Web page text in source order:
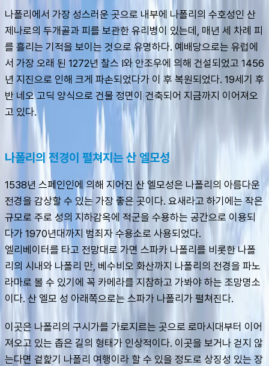
나폴리에서 가장 성스러운 곳으로 내부에 나폴리의 수호성인 산
제나로의 두개골과 피를 보관한 유리병이 있는데, 매년 세 차례 피
를 흘리는 기적을 보이는 것으로 유명하다. 예배당으로는 유럽에
서 가장 오래 된 1272년 찰스 I와 안조우에 의해 건설되었고 1456
년 지진으로 인해 크게 파손되었다가 이 후 복원되었다. 19세기 후
반 네오 고딕 양식으로 건물 정면이 건축되어 지금까지 이어져오
고 있다.
나폴리의 전경이 펼쳐지는 산 엘모성
1538년 스페인인에 의해 지어진 산 엘모성은 나폴리의 아름다운
전경을 감상할 수 있는 가장 좋은 곳이다. 요새라고 하기에는 작은
규모로 주로 성의 지하감옥에 적군을 수용하는 공간으로 이용되
다가 1970년대까지 범죄자 수용소로 사용되었다.
엘리베이터를 타고 전망대로 가면 스파카 나폴리를 비롯한 나폴
리의 시내와 나폴리 만, 베수비오 화산까지 나폴리의 전경을 파노
라마로 볼 수 있기에 꼭 카메라를 지참하고 가봐야 하는 조망명소
이다. 산 엘모 성 아래쪽으로는 스파가 나폴리가 펼쳐진다.
이곳은 나폴리의 구시가를 가로지르는 곳으로 로마시대부터 이어
져오고 있는 좁은 길의 형태가 인상적이다. 이곳을 보거나 걷지 않
는다면 겉핥기 나폴리 여행이라 할 수 있을 정도로 상징성 있는 장